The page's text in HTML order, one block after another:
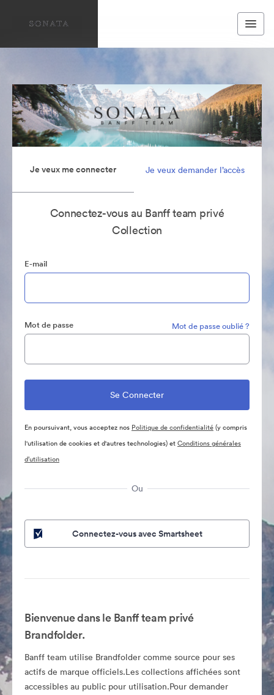
Je veux me connecter Je veux demander l’accès
Connectez-vous au Banff team privé
Collection
E-mail
Mot de passe Mot de passe oublié ?
En poursuivant, vous acceptez nos Politique de confidentialité(y compris
l'utilisation de cookies et d'autres technologies) etConditions générales
d’utilisation
Ou
Connectez-vous avec Smartsheet
Bienvenue dans le Banff team privé
Brandfolder.
Banff team utilise Brandfolder comme source pour ses
actifs de marque officiels.Les collections affichées sont
accessibles au public pour utilisation.Pour demander